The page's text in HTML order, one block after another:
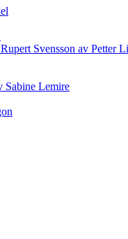
Svensson av Petter
Sabine Lemire